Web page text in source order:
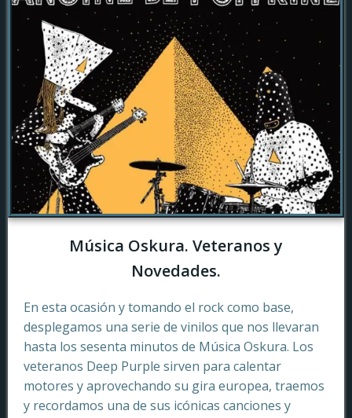
Música Oskura. Veteranos y
Novedades.
En esta ocasión y tomando el rock como base,
desplegamos una serie de vinilos que nos llevaran
hasta los sesenta minutos de Música Oskura. Los
veteranos Deep Purple sirven para calentar
motores y aprovechando su gira europea, traemos
y recordamos una de sus icónicas canciones y